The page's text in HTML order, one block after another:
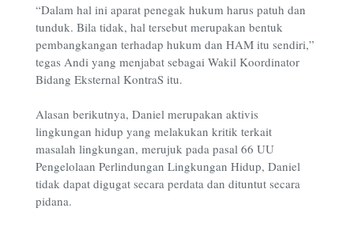
“Dalam hal ini aparat penegak hukum harus patuh dan
tunduk. Bila tidak, hal tersebut merupakan bentuk
pembangkangan terhadap hukum dan HAM itu sendiri,”
tegas Andi yang menjabat sebagai Wakil Koordinator
Bidang Eksternal KontraS itu.
Alasan berikutnya, Daniel merupakan aktivis
lingkungan hidup yang melakukan kritik terkait
masalah lingkungan, merujuk pada pasal 66 UU
Pengelolaan Perlindungan Lingkungan Hidup, Daniel
tidak dapat digugat secara perdata dan dituntut secara
pidana.